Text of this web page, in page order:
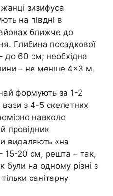
зизифуса
на півдні в
ближче до
Глибина посадкової
до 60 см; необхідна
– не менше 4×3 м.
формують за 1-2
з 4-5 скелетних
навколо
провідник
видаляють «на
15-20 см, решта – так,
були на одному рівні з
санітарну